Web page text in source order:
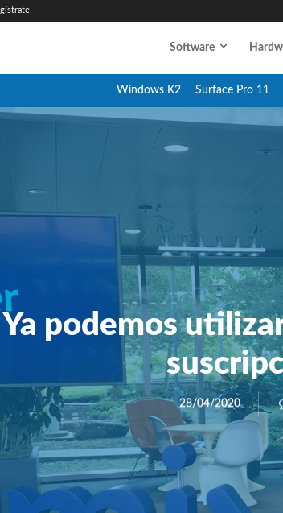
Software
Windows K2 Surface Pro 11
Ya podemos
28/04/2020